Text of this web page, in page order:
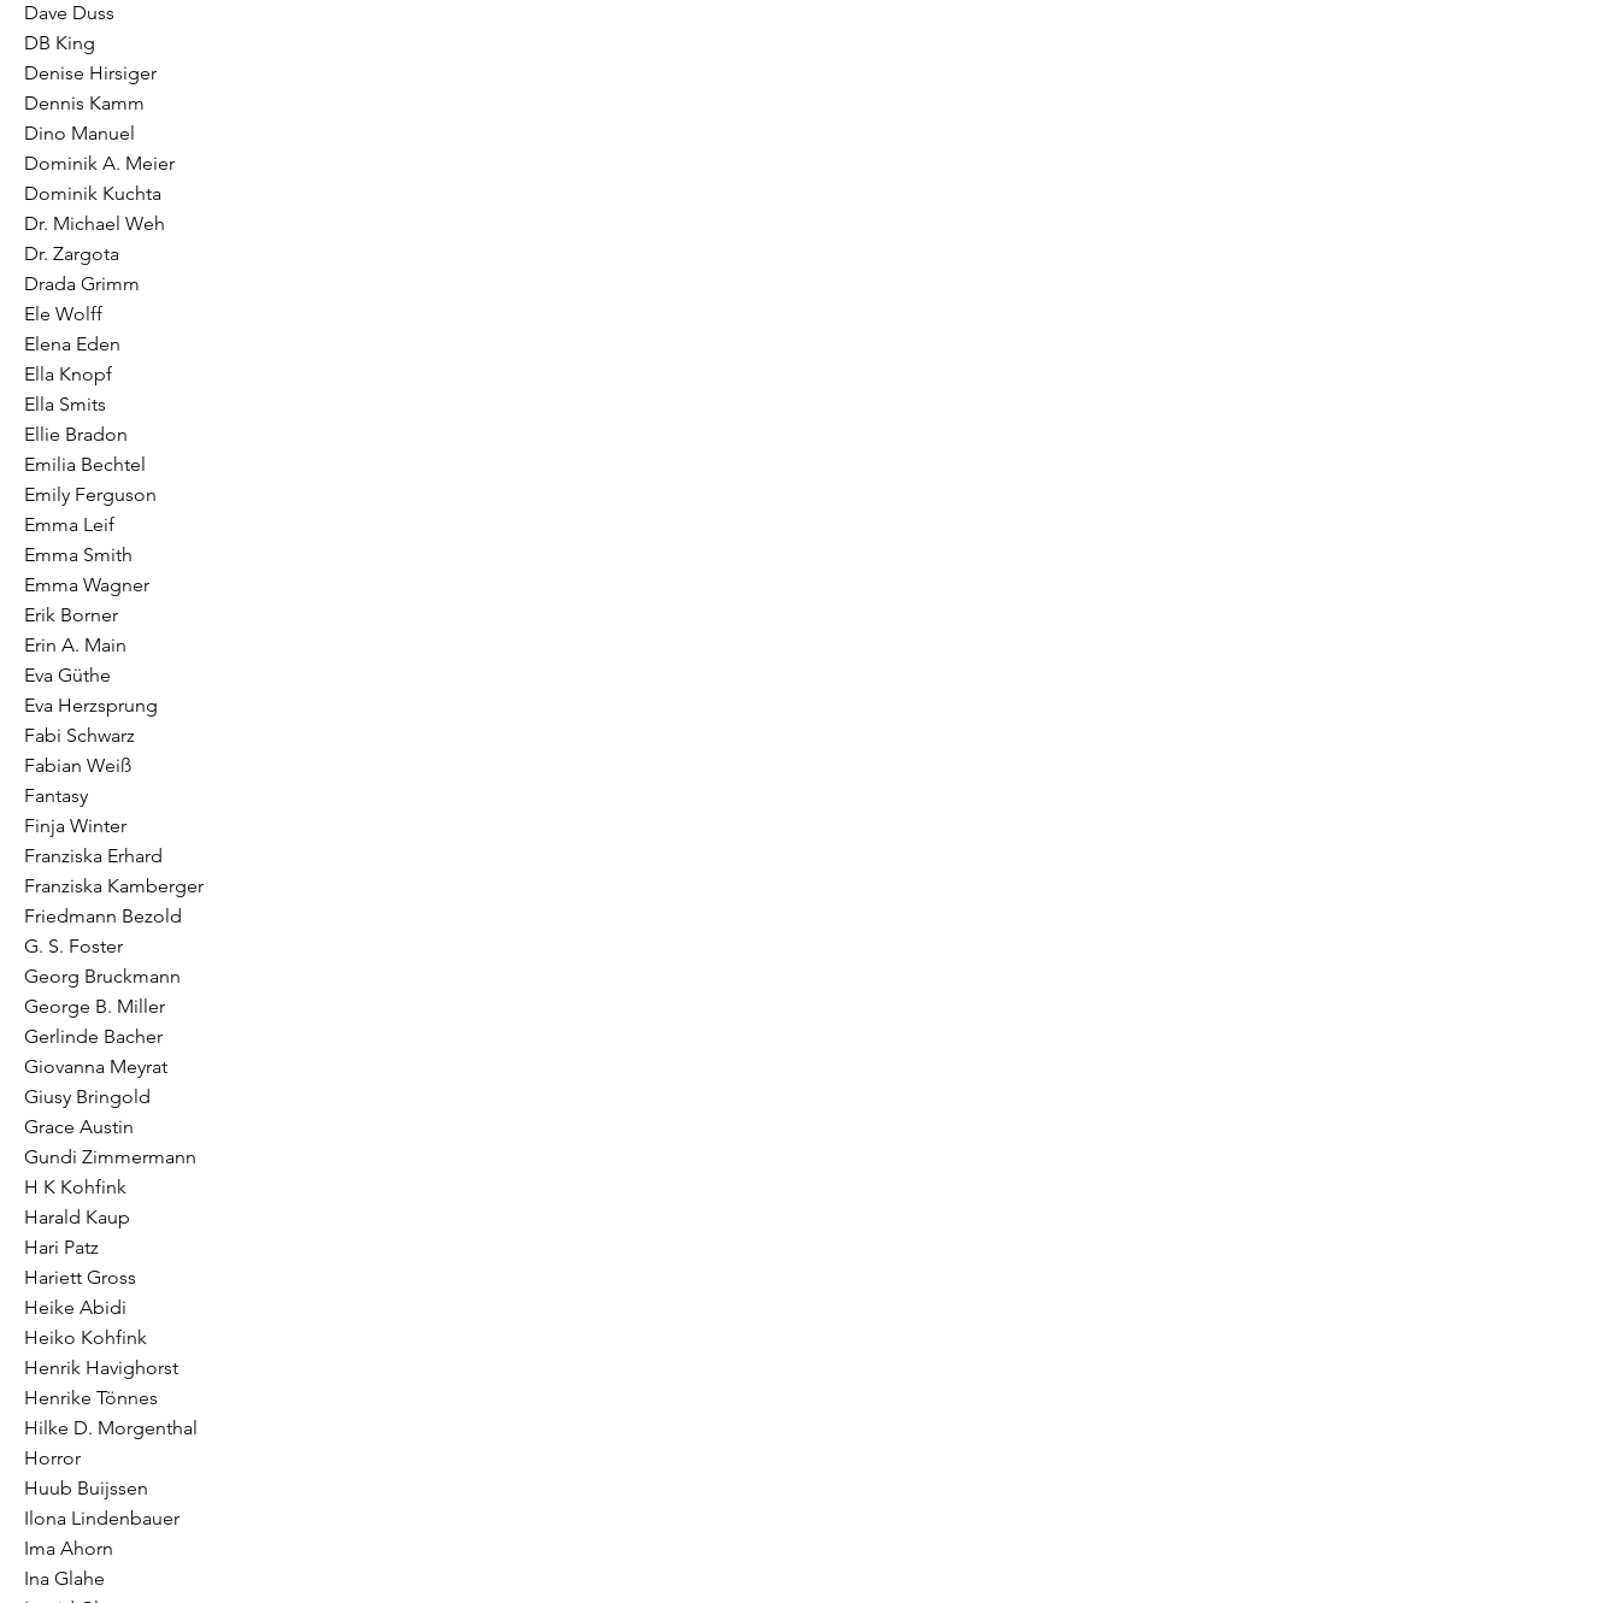
Dave Duss
DB King
Denise Hirsiger
Dennis Kamm
Dino Manuel
Dominik A. Meier
Dominik Kuchta
Dr. Michael Weh
Dr. Zargota
Drada Grimm
Ele Wolff
Elena Eden
Ella Knopf
Ella Smits
Ellie Bradon
Emilia Bechtel
Emily Ferguson
Emma Leif
Emma Smith
Emma Wagner
Erik Borner
Erin A. Main
Eva Güthe
Eva Herzsprung
Fabi Schwarz
Fabian Weiß
Fantasy
Finja Winter
Franziska Erhard
Franziska Kamberger
Friedmann Bezold
G. S. Foster
Georg Bruckmann
George B. Miller
Gerlinde Bacher
Giovanna Meyrat
Giusy Bringold
Grace Austin
Gundi Zimmermann
H K Kohfink
Harald Kaup
Hari Patz
Hariett Gross
Heike Abidi
Heiko Kohfink
Henrik Havighorst
Henrike Tönnes
Hilke D. Morgenthal
Horror
Huub Buijssen
Ilona Lindenbauer
Ima Ahorn
Ina Glahe